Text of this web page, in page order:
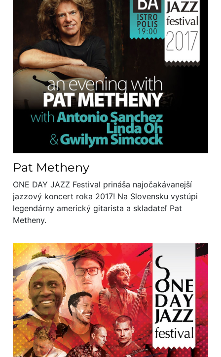
Pat Metheny
ONE DAY JAZZ Festival prináša najočakávanejší
jazzový koncert roka 2017! Na Slovensku vystúpi
legendárny americký gitarista a skladateľ Pat
Metheny.